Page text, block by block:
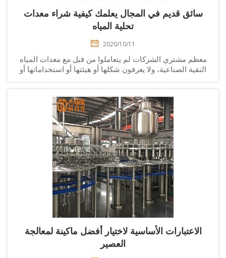
سائق قديم في المجال يعلمك كيفية شراء معدات
تحلية المياه
2020/10/11
مشتري الشركات لم يتعاملوا من قبل مع معدات المياه
الصناعية، ولا يعرفون شكلها أو هيئتها أو استخداماتها أو
الاعتبارات الأساسية لاختيار أفضل ماكينة لمعالجة
العصير